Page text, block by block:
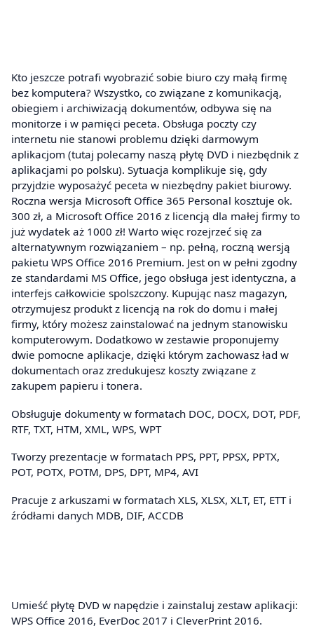
Kto jeszcze potrafi wyobrazić sobie biuro czy małą firmę
bez komputera? Wszystko, co związane z komunikacją,
obiegiem i archiwizacją dokumentów, odbywa się na
monitorze i w pamięci peceta. Obsługa poczty czy
internetu nie stanowi problemu dzięki darmowym
aplikacjom (tutaj polecamy naszą płytę DVD i niezbędnik z
aplikacjami po polsku). Sytuacja komplikuje się, gdy
przyjdzie wyposażyć peceta w niezbędny pakiet biurowy.
Roczna wersja Microsoft Office 365 Personal kosztuje ok.
300 zł, a Microsoft Office 2016 z licencją dla małej firmy to
już wydatek aż 1000 zł! Warto więc rozejrzeć się za
alternatywnym rozwiązaniem – np. pełną, roczną wersją
pakietu WPS Office 2016 Premium. Jest on w pełni zgodny
ze standardami MS Office, jego obsługa jest identyczna, a
interfejs całkowicie spolszczony. Kupując nasz magazyn,
otrzymujesz produkt z licencją na rok do domu i małej
firmy, który możesz zainstalować na jednym stanowisku
komputerowym. Dodatkowo w zestawie proponujemy
dwie pomocne aplikacje, dzięki którym zachowasz ład w
dokumentach oraz zredukujesz koszty związane z
zakupem papieru i tonera.
Obsługuje dokumenty w formatach DOC, DOCX, DOT, PDF,
RTF, TXT, HTM, XML, WPS, WPT
Tworzy prezentacje w formatach PPS, PPT, PPSX, PPTX,
POT, POTX, POTM, DPS, DPT, MP4, AVI
Pracuje z arkuszami w formatach XLS, XLSX, XLT, ET, ETT i
źródłami danych MDB, DIF, ACCDB
Umieść płytę DVD w napędzie i zainstaluj zestaw aplikacji:
WPS Office 2016, EverDoc 2017 i CleverPrint 2016.